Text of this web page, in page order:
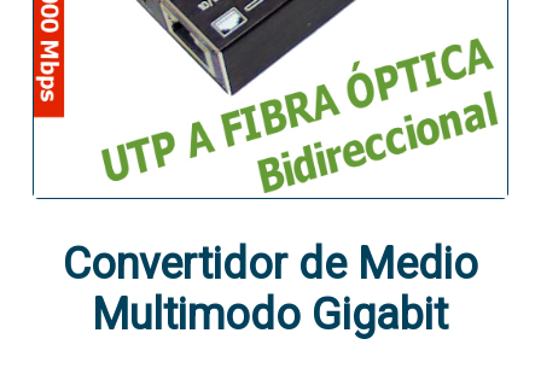
Convertidor de Medio
Multimodo Gigabit